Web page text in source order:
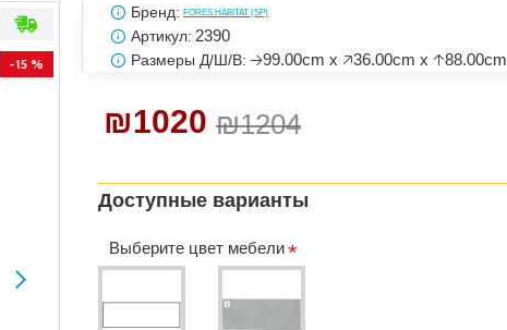
-15 %
₪1204
₪1020
Бренд: FORES HABITAT (SP)
Артикул: 2390
Размеры Д/Ш/В: 🡢99.00cm x 🡥36.00cm x 🡡88.00cm
Доступные варианты
Выберите цвет мебели